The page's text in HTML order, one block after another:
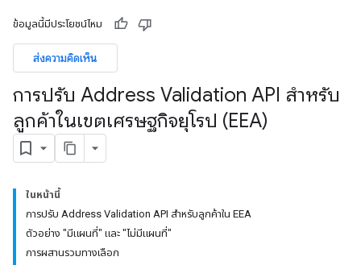
ข้อมูลนี้มีประโยชน์ไหม
ส่งความคิดเห็น
การปรับ Address Validation API สำหรับ
ลูกค้าในเขตเศรษฐกิจยุโรป (EEA)
ในหน้านี้
การปรับ Address Validation API สำหรับลูกค้าใน EEA
ตัวอย่าง "มีแผนที่" และ "ไม่มีแผนที่"
การผสานรวมทางเลือก